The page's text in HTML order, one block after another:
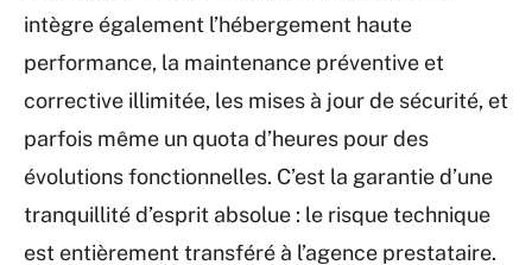
intègre également l’hébergement haute
performance, la maintenance préventive et
corrective illimitée, les mises à jour de sécurité, et
parfois même un quota d’heures pour des
évolutions fonctionnelles. C’est la garantie d’une
tranquillité d’esprit absolue : le risque technique
est entièrement transféré à l’agence prestataire.